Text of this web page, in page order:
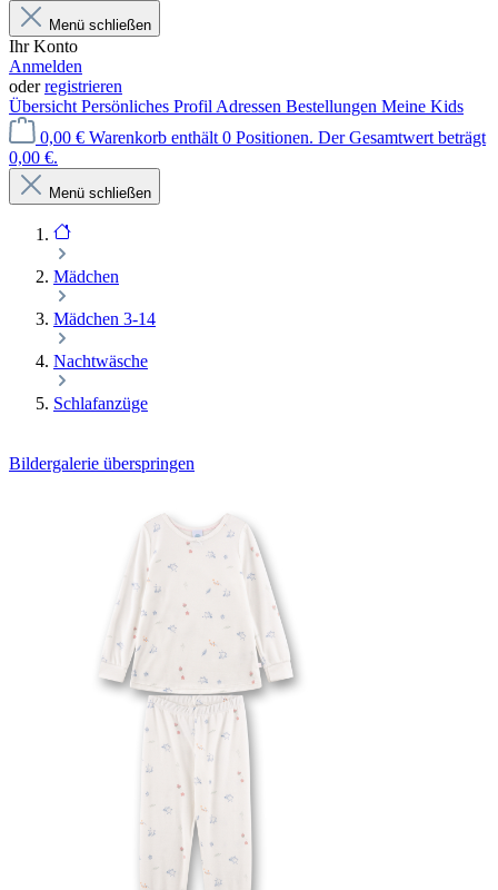
Menü schließen
Ihr Konto
Anmelden
oderregistrieren
Übersicht Persönliches Profil Adressen Bestellungen Meine Kids
0,00 € Warenkorb enthält 0 Positionen. Der Gesamtwert beträgt
0,00 €.
Menü schließen
Mädchen
Mädchen 3-14
Nachtwäsche
Schlafanzüge
Bildergalerie überspringen